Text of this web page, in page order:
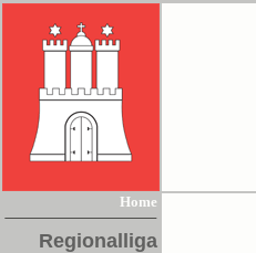
Home
Regionalliga